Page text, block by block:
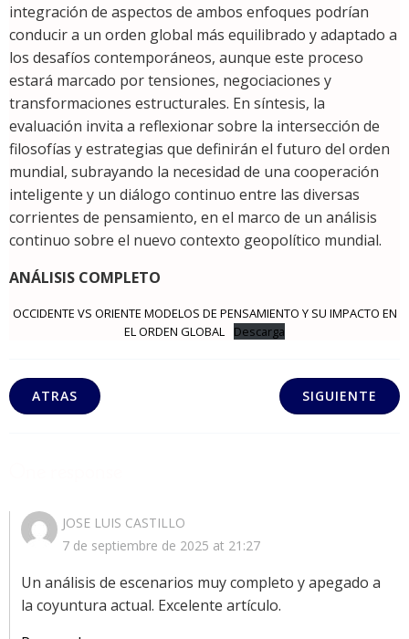
integración de aspectos de ambos enfoques podrían
conducir a un orden global más equilibrado y adaptado a
los desafíos contemporáneos, aunque este proceso
estará marcado por tensiones, negociaciones y
transformaciones estructurales. En síntesis, la
evaluación invita a reflexionar sobre la intersección de
filosofías y estrategias que definirán el futuro del orden
mundial, subrayando la necesidad de una cooperación
inteligente y un diálogo continuo entre las diversas
corrientes de pensamiento, en el marco de un análisis
continuo sobre el nuevo contexto geopolítico mundial.
ANÁLISIS COMPLETO
OCCIDENTE VS ORIENTE MODELOS DE PENSAMIENTO Y SU IMPACTO EN
EL ORDEN GLOBAL
Descarga
ATRAS SIGUIENTE
JOSE LUIS CASTILLO
7 de septiembre de 2025 at 21:27
Un análisis de escenarios muy completo y apegado a
la coyuntura actual. Excelente artículo.